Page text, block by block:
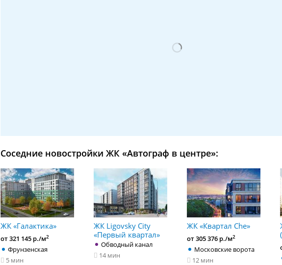
Соседние новостройки ЖК «Автограф в центре»:
ЖК «Галактика»
от 321 145 р./м2
Фрунзенская
5 мин
ЖК Ligovsky City
«Первый квартал»
Обводный канал
14 мин
ЖК «Квартал Che»
от 305 376 р./м2
Московские ворота
12 мин